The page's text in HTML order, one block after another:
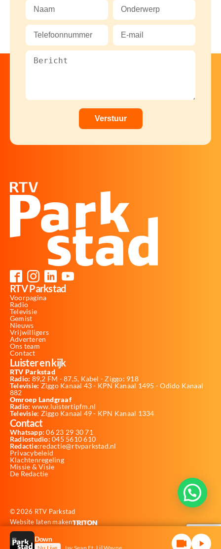
RTV Parkstad
Voorpagina
Radio
Televisie
Gemist
Nieuws
Vrijwilligers
Adverteren
Ons team
Contact
Luister en kijk
RTV Parkstad
Radio: 89,2 FM - 87,5, Kabel - Ziggo: 918
Televisie: Ziggo Kanaal 43 - KPN Kanaal 1495 - Odido Kanaal
882
Omroep Landgraaf
Radio: www.luistertipfm.nl
Televisie: Ziggo Kanaal 49 - KPN Kanaal 1334
Contact
Whatsapp: 06 23 29 30 71
Radiostudio: 045 5610 610
Redactie:redactie@rtvparkstad.nl
Privacybeleid
Klachtenregeling
Missie & Visie
De Redactie
© 2026 RTV Parkstad
Website laten maken
Down
Nu Live Jay Sean Ft. Lil Wayne